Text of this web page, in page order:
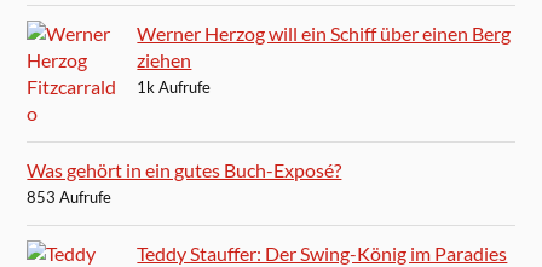
Werner Herzog will ein Schiff über einen Berg
ziehen
1k Aufrufe
Was gehört in ein gutes Buch-Exposé?
853 Aufrufe
Teddy Stauffer: Der Swing-König im Paradies